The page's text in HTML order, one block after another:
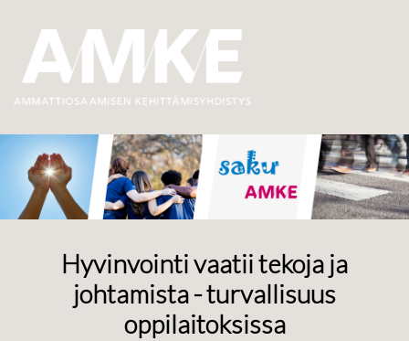
Hyvinvointi vaatii tekoja ja
johtamista - turvallisuus
oppilaitoksissa